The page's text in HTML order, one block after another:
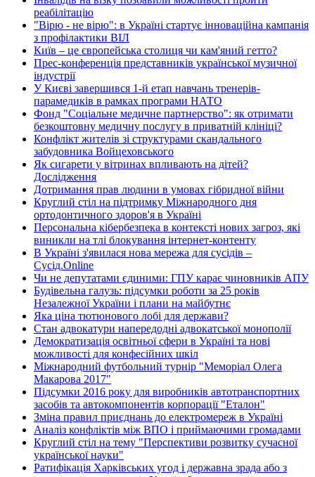
реабілітацію
"Вірю - не вірю": в Україні стартує інноваційна кампанія
з профілактики ВІЛ
Київ – це європейська столиця чи кам'яний гетто?
Прес-конференція представників української музичної
індустрії
У Києві завершився 1-й етап навчань тренерів-
парамедиків в рамках програми НАТО
Фонд "Соціальне медичне партнерство": як отримати
безкоштовну медичну послугу в приватній клініці?
Конфлікт жителів зі структурами скандального
забудовника Войцеховського
Як сигарети у вітринах впливають на дітей?
Дослідження
Дотримання прав людини в умовах гібридної війни
Круглий стіл на підтримку Міжнародного дня
ортодонтичного здоров'я в Україні
Персональна кібербезпека в контексті нових загроз, які
виникли на тлі блокування інтернет-контенту
В Україні з'явилася нова мережа для сусідів –
Сусід.Online
Чи не депутатами єдиними: ГПУ карає чиновників АПУ
Будівельна галузь: підсумки роботи за 25 років
Незалежної України і плани на майбутнє
Яка ціна тютюнового лобі для держави?
Стан адвокатури напередодні адвокатської монополії
Демократизація освітньої сфери в Україні та нові
можливості для конфесійних шкіл
Міжнародний футбольний турнір "Меморіал Олега
Макарова 2017"
Підсумки 2016 року для виробників автотранспортних
засобів та автокомпонентів корпорації "Еталон"
Зміна правил приєднань до електромереж в Україні
Аналіз конфліктів між ВПО і приймаючими громадами
Круглий стіл на тему "Перспективи розвитку сучасної
української науки"
Ратифікація Харківських угод і державна зрада або з